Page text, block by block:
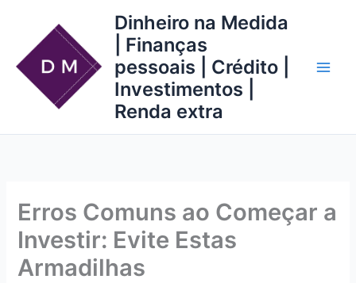
conteúdo
Dinheiro na Medida
| Finanças
pessoais | Crédito |
Investimentos |
Renda extra
Erros Comuns ao Começar a
Investir: Evite Estas
Armadilhas